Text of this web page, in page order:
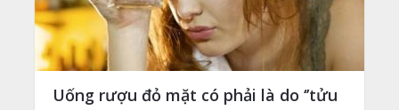
Uống rượu đỏ mặt có phải là do ‘’tửu